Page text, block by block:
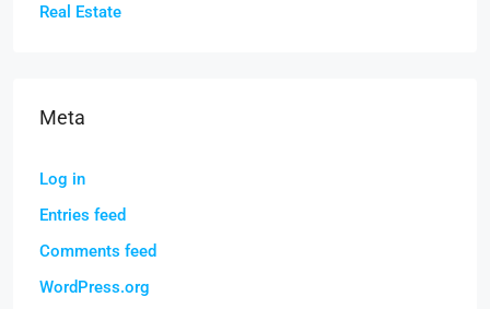
Real Estate
Meta
Log in
Entries feed
Comments feed
WordPress.org